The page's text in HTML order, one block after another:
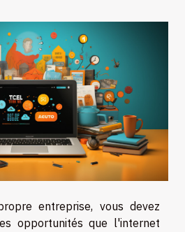
entreprise, vous devez
opportunités que l'internet